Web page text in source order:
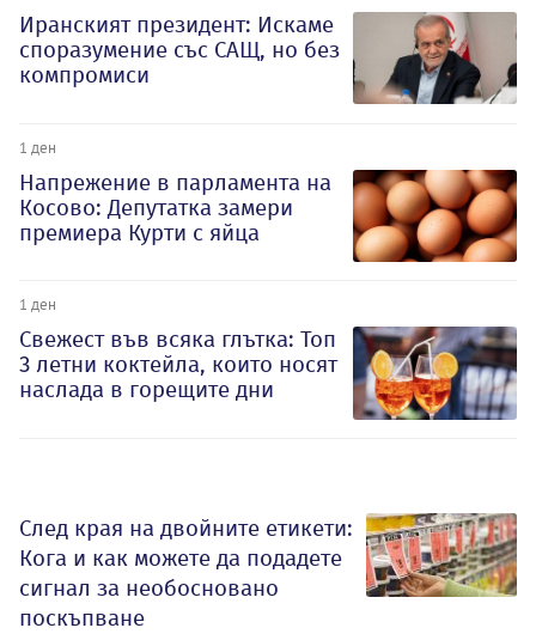
Иранският президент: Искаме
споразумение със САЩ, но без
компромиси
1 ден
Напрежение в парламента на
Косово: Депутатка замери
премиера Курти с яйца
1 ден
Свежест във всяка глътка: Топ
3 летни коктейла, които носят
наслада в горещите дни
След края на двойните етикети:
Кога и как можете да подадете
сигнал за необосновано
поскъпване